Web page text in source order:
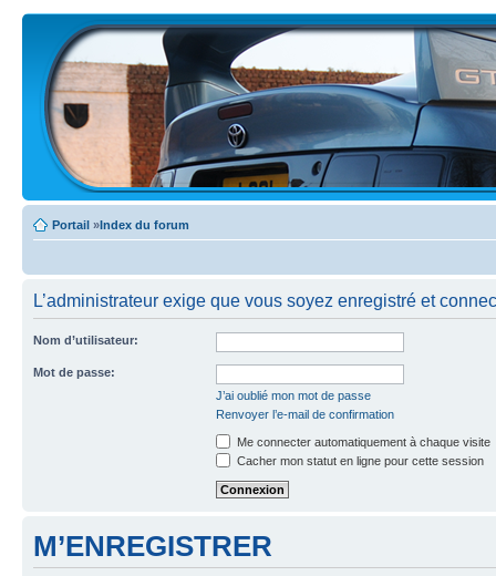
Portail »Index du forum
L’administrateur exige que vous soyez enregistré et
Nom d’utilisateur:
Mot de passe:
J’ai oublié mon mot de passe
Renvoyer l’e-mail de confirmation
Me connecter automatiquement à chaque visite
Cacher mon statut en ligne pour cette session
M’ENREGISTRER